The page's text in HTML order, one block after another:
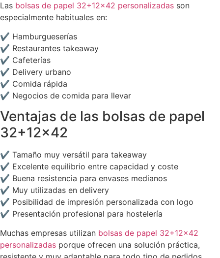
Las bolsas de papel 32+12×42 personalizadas son
especialmente habituales en:
✔ Hamburgueserías
✔ Restaurantes takeaway
✔ Cafeterías
✔ Delivery urbano
✔ Comida rápida
✔ Negocios de comida para llevar
Ventajas de las bolsas de papel
32+12×42
✔ Tamaño muy versátil para takeaway
✔ Excelente equilibrio entre capacidad y coste
✔ Buena resistencia para envases medianos
✔ Muy utilizadas en delivery
✔ Posibilidad de impresión personalizada con logo
✔ Presentación profesional para hostelería
Muchas empresas utilizan bolsas de papel 32+12×42
personalizadas porque ofrecen una solución práctica,